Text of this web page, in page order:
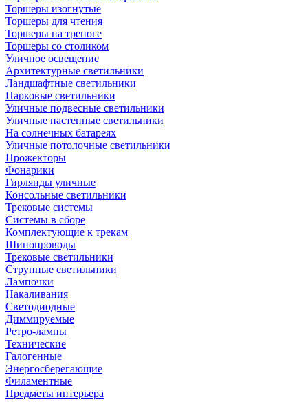
Торшеры изогнутые
Торшеры для чтения
Торшеры на треноге
Торшеры со столиком
Уличное освещение
Архитектурные светильники
Ландшафтные светильники
Парковые светильники
Уличные подвесные светильники
Уличные настенные светильники
На солнечных батареях
Уличные потолочные светильники
Прожекторы
Фонарики
Гирлянды уличные
Консольные светильники
Трековые системы
Системы в сборе
Комплектующие к трекам
Шинопроводы
Трековые светильники
Струнные светильники
Лампочки
Накаливания
Светодиодные
Диммируемые
Ретро-лампы
Технические
Галогенные
Энергосберегающие
Филаментные
Предметы интерьера